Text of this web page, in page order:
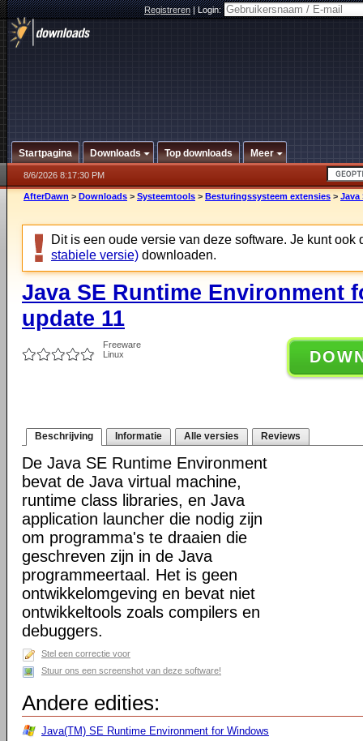
Registreren|Login:
Startpagina Downloads Top downloads Meer
8/6/2026 8:17:30 PM
AfterDawn > Downloads > Systeemtools > Besturingssysteem extensies > Java
Dit is een oude versie van deze software. Je kunt ook
stabiele versie) downloaden.
Java SE Runtime Environment
update 11
Freeware
Linux
Beschrijving Informatie Alle versies Reviews
De Java SE Runtime Environment
bevat de Java virtual machine,
runtime class libraries, en Java
application launcher die nodig zijn
om programma's te draaien die
geschreven zijn in de Java
programmeertaal. Het is geen
ontwikkelomgeving en bevat niet
ontwikkeltools zoals compilers en
debuggers.
Stel een correctie voor
Stuur ons een screenshot van deze software!
Andere edities:
Java(TM) SE Runtime Environment for Windows